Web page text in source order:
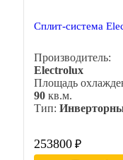
Сплит-система
Производитель:
Electrolux
Площадь
90 кв.м.
Тип:
253800 ₽